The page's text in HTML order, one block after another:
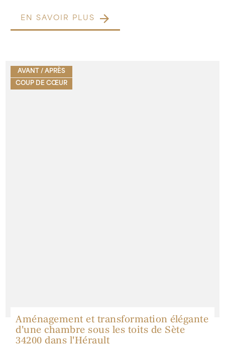
EN SAVOIR PLUS
AVANT / APRÈS
COUP DE CŒUR
Aménagement et transformation élégante
d'une chambre sous les toits de Sète
34200 dans l'Hérault